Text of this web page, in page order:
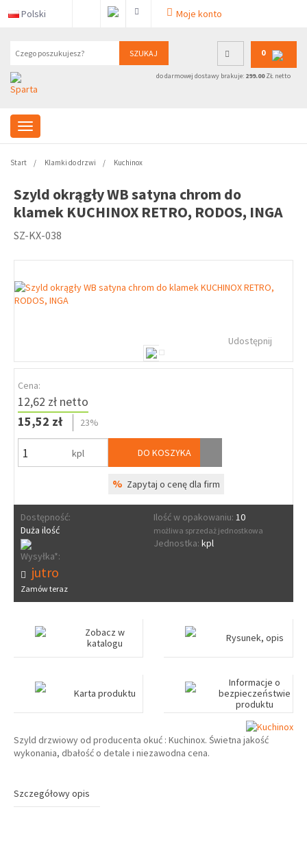
Polski Moje konto
SZUKAJ 0
do darmowej dostawy brakuje: 299.00ZŁ netto
Start Klamki do drzwi Kuchinox
Szyld okrągły WB satyna chrom do
klamek KUCHINOX RETRO, RODOS, INGA
SZ-KX-038
Udostępnij
Cena:
12,62 zł netto
15,52 zł
23%
kpl DO KOSZYKA
% Zapytaj o cenę dla firm
Dostępność:
Duża ilość
Ilość w opakowaniu: 10
możliwa sprzedaż jednostkowa
Jednostka: kpl
Wysyłka*:
jutro
Zamów teraz
Zobacz w
katalogu
Rysunek, opis
Karta produktu
Informacje o
bezpieczeństwie
produktu
Szyld drzwiowy od producenta okuć : Kuchinox. Świetna jakość
wykonania, dbałość o detale i niezawodna cena.
Szczegółowy opis